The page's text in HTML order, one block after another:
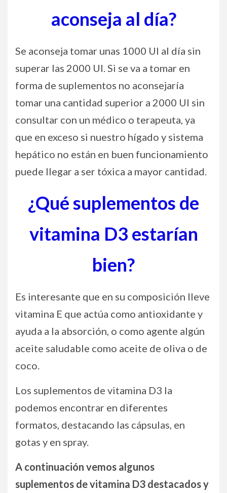
aconseja al día?
Se aconseja tomar unas 1000 UI al día sin
superar las 2000 UI. Si se va a tomar en
forma de suplementos no aconsejaría
tomar una cantidad superior a 2000 UI sin
consultar con un médico o terapeuta, ya
que en exceso si nuestro hígado y sistema
hepático no están en buen funcionamiento
puede llegar a ser tóxica a mayor cantidad.
¿Qué suplementos de
vitamina D3 estarían
bien?
Es interesante que en su composición lleve
vitamina E que actúa como antioxidante y
ayuda a la absorción, o como agente algún
aceite saludable como aceite de oliva o de
coco.
Los suplementos de vitamina D3 la
podemos encontrar en diferentes
formatos, destacando las cápsulas, en
gotas y en spray.
A continuación vemos algunos
suplementos de vitamina D3 destacados y